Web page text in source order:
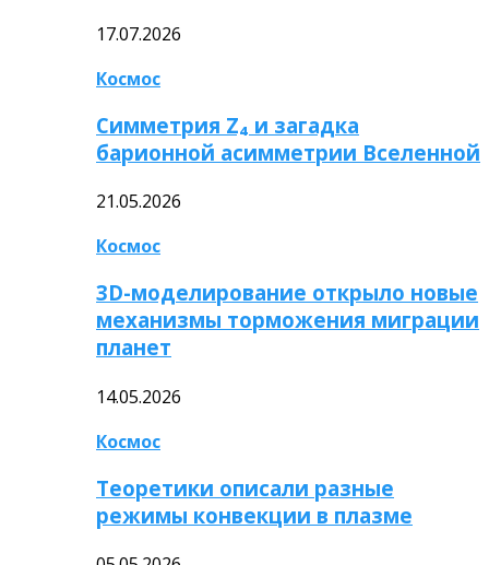
17.07.2026
Космос
Симметрия Z₄ и загадка
барионной асимметрии Вселенной
21.05.2026
Космос
3D-моделирование открыло новые
механизмы торможения миграции
планет
14.05.2026
Космос
Теоретики описали разные
режимы конвекции в плазме